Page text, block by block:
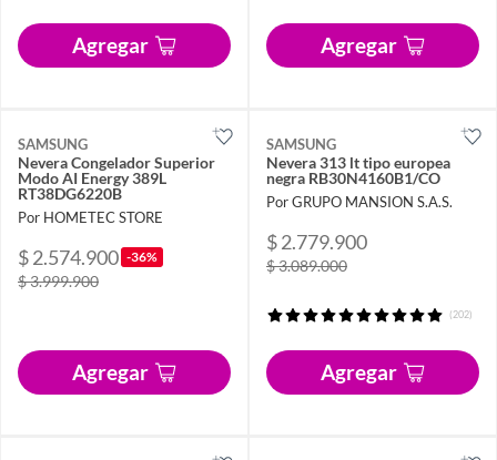
Agregar Agregar
SAMSUNG
Nevera Congelador Superior
Modo AI Energy 389L
RT38DG6220B
Por HOMETEC STORE
$ 2.574.900 -36%
$ 3.999.900
Agregar
SAMSUNG
Nevera 313 lt tipo europea
negra RB30N4160B1/CO
Por GRUPO MANSION S.A.S.
$ 2.779.900
$ 3.089.000
(202)
Agregar